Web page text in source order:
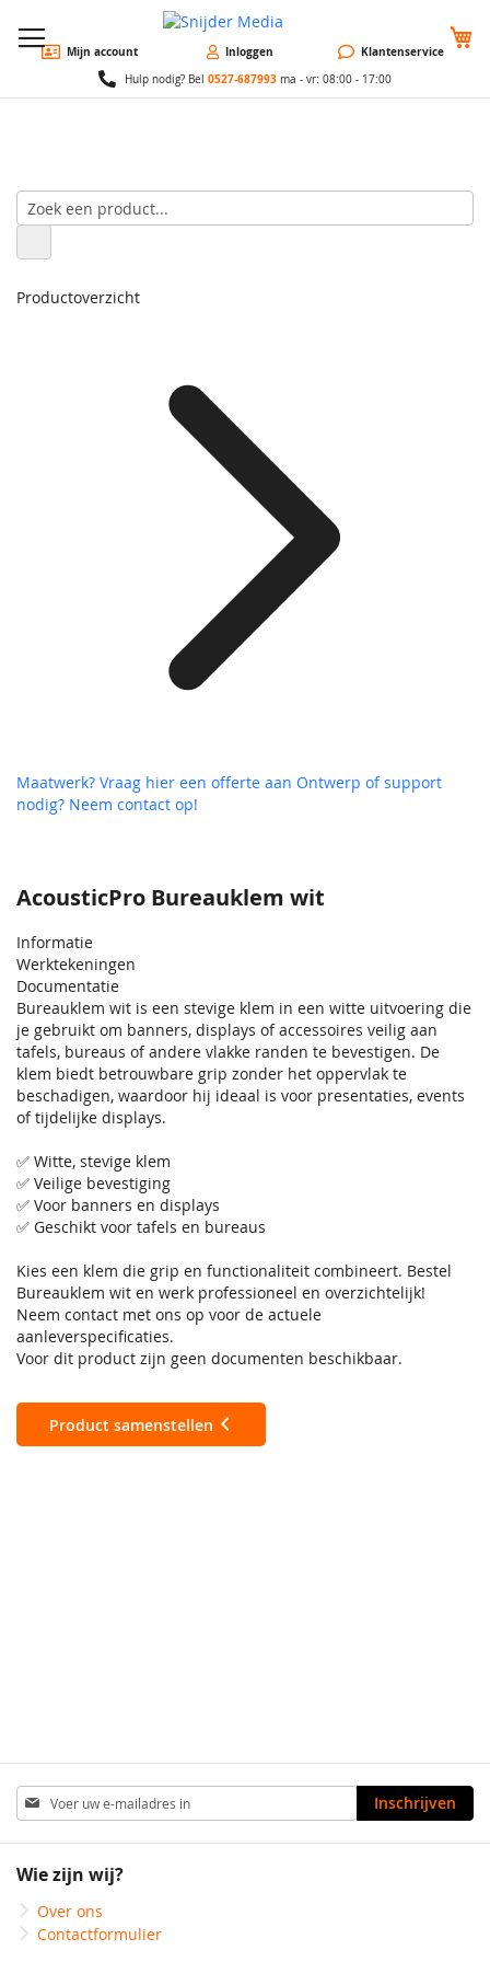
Mijn account Inloggen Klantenservice
Hulp nodig? Bel 0527-687993 ma - vr: 08:00 - 17:00
AcousticPro Bureauklem wit
Informatie
Werktekeningen
Documentatie
Bureauklem wit is een stevige klem in een witte uitvoering die
je gebruikt om banners, displays of accessoires veilig aan
tafels, bureaus of andere vlakke randen te bevestigen. De
klem biedt betrouwbare grip zonder het oppervlak te
beschadigen, waardoor hij ideaal is voor presentaties, events
of tijdelijke displays.
✅ Witte, stevige klem
✅ Veilige bevestiging
✅ Voor banners en displays
✅ Geschikt voor tafels en bureaus
Kies een klem die grip en functionaliteit combineert. Bestel
Bureauklem wit en werk professioneel en overzichtelijk!
Neem contact met ons op voor de actuele
aanleverspecificaties.
Voor dit product zijn geen documenten beschikbaar.
Product samenstellen
Productoverzicht
Maatwerk? Vraag hier een offerte aan Ontwerp of support
nodig? Neem contact op!
Abonneer
u
op
nieuwsbrief
Inschrijven
Wie zijn wij?
Over ons
Contactformulier